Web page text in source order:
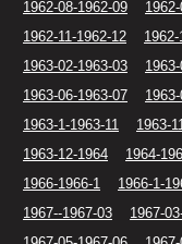
1962-08-1962-09
1962-11-1962-12
1963-02-1963-03
1963-06-1963-07
1963-1-1963-11
1963-
1963-12-1964
1964-
1966-1966-1
1966-1-
1967--1967-03
1967-